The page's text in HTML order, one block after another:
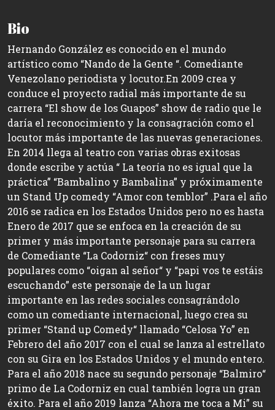
Bio
Hernando González es conocido en el mundo
artístico como “Nando de la Gente “. Comediante
Venezolano periodista y locutor. ​ En 2009 crea y
conduce el proyecto radial más importante de su
carrera “El show de los Guapos” show de radio que le
daría el reconocimiento y la consagración como el
locutor más importante de las nuevas generaciones. ​
En 2014 llega al teatro con varias obras exitosas
donde escribe y actúa “ La teoría no es igual que la
práctica” “Bambalino y Bambalina” y próximamente
un Stand Up comedy “Amor con temblor” . ​ Para el año
2016 se radica en los Estados Unidos pero no es hasta
Enero de 2017 que se enfoca en la creación de su
primer y más importante personaje para su carrera
de Comediante “La Codorniz“ con freses muy
populares como “oigan al señor“ y “papi vos te estáis
escuchando” este personaje de la un lugar
importante en las redes sociales consagrándolo
como un comediante internacional, luego crea su
primer “Stand up Comedy“ llamado “Celosa Yo” en
Febrero del año 2017 con el cual se lanza al estrellato
con su Gira en los Estados Unidos y el mundo entero.
Para el año 2018 nace su segundo personaje “Balmiro“
primo de La Codorniz en cual también logra un gran
éxito. Para el año 2019 lanza “Ahora me toca a Mi” su